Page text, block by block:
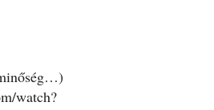
watch?